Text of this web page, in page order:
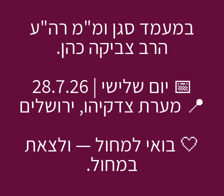
במעמד סגן ומ"מ רה"ע
הרב צביקה כהן.
📅 יום שלישי | 28.7.26
📍 מערת צדקיהו, ירושלים
🤍 בואי למחול — ולצאת
במחול.